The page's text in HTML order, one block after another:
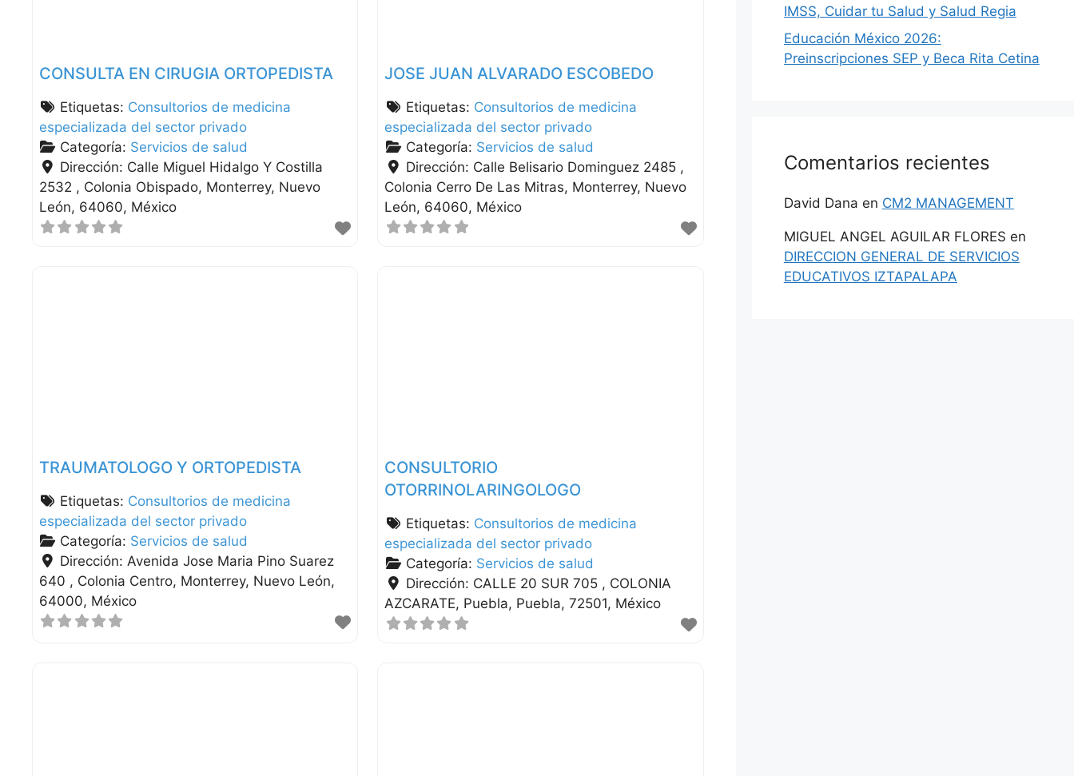
CONSULTA EN CIRUGIA ORTOPEDISTA
Etiquetas: Consultorios de medicina
especializada del sector privado
Categoría: Servicios de salud
Dirección: Calle Miguel Hidalgo Y Costilla
2532 , Colonia Obispado Monterrey Nuevo
León 64060 México
JOSE JUAN ALVARADO ESCOBEDO
Etiquetas: Consultorios de medicina
especializada del sector privado
Categoría: Servicios de salud
Dirección: Calle Belisario Dominguez 2485 ,
Colonia Cerro De Las Mitras Monterrey Nuevo
León 64060 México
TRAUMATOLOGO Y ORTOPEDISTA
Etiquetas: Consultorios de medicina
especializada del sector privado
Categoría: Servicios de salud
Dirección: Avenida Jose Maria Pino Suarez
640 , Colonia Centro Monterrey Nuevo León
64000 México
CONSULTORIO
OTORRINOLARINGOLOGO
Etiquetas: Consultorios de medicina
especializada del sector privado
Categoría: Servicios de salud
Dirección: CALLE 20 SUR 705 , COLONIA
AZCARATE Puebla Puebla 72501 México
IMSS, Cuidar tu Salud y Salud Regia
Educación México 2026:
Preinscripciones SEP y Beca Rita Cetina
Comentarios recientes
David Dana en CM2 MANAGEMENT
MIGUEL ANGEL AGUILAR FLORES en
DIRECCION GENERAL DE SERVICIOS
EDUCATIVOS IZTAPALAPA